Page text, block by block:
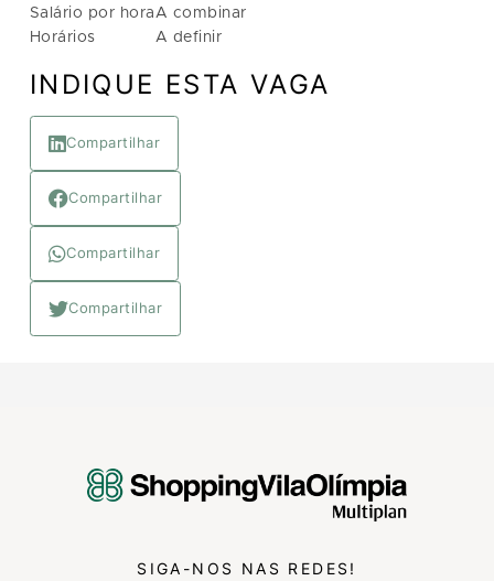
Salário por hora
Horários
A combinar
A definir
INDIQUE ESTA VAGA
Compartilhar
Compartilhar
Compartilhar
Compartilhar
SIGA-NOS NAS REDES!